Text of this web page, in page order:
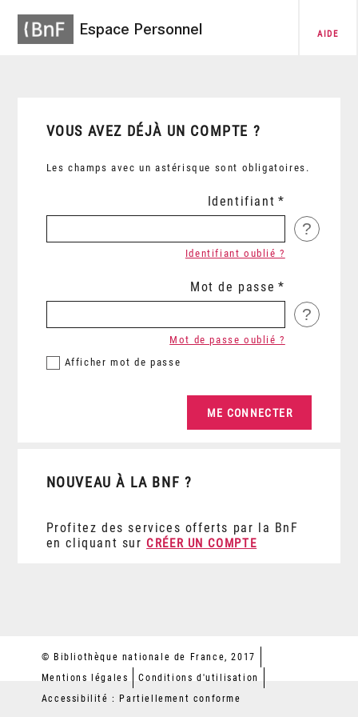
Espace Personnel AIDE
VOUS AVEZ DÉJÀ UN COMPTE ?
Les champs avec un astérisque sont obligatoires.
Identifiant
?
Identifiant oublié ?
Mot de passe
?
Afficher mot de passe
Mot de passe oublié ?
NOUVEAU À LA BNF ?
Profitez des services offerts par la BnF
en cliquant sur CRÉER UN COMPTE
© Bibliothèque nationale de France, 2017
Mentions légales
Conditions d'utilisation
Accessibilité : Partiellement conforme